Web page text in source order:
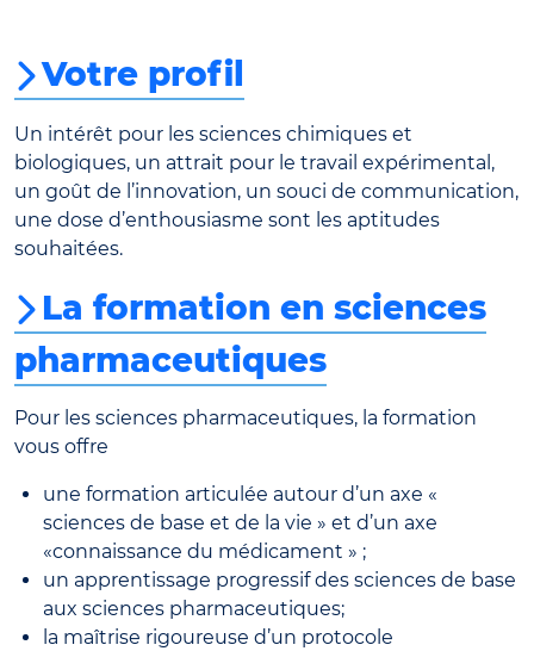
Votre profil
Un intérêt pour les sciences chimiques et
biologiques, un attrait pour le travail expérimental,
un goût de l’innovation, un souci de communication,
une dose d’enthousiasme sont les aptitudes
souhaitées.
La formation en sciences
pharmaceutiques
Pour les sciences pharmaceutiques, la formation
vous offre
une formation articulée autour d’un axe «
sciences de base et de la vie » et d’un axe
«connaissance du médicament » ;
un apprentissage progressif des sciences de base
aux sciences pharmaceutiques;
la maîtrise rigoureuse d’un protocole